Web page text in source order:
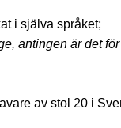
i själva språket;
antingen är det
av stol 20 i